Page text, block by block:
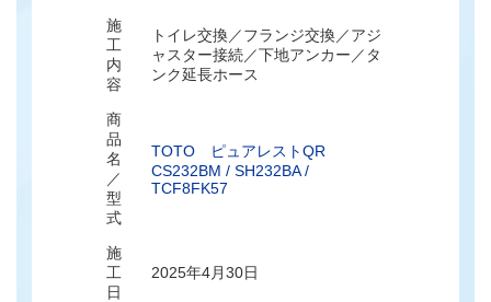
施
工
内
容
トイレ交換／フランジ交換／アジ
ャスター接続／下地アンカー／タ
ンク延長ホース
商
品
名
／
型
式
TOTO ピュアレストQR
CS232BM / SH232BA /
TCF8FK57
施
工
日
2025年4月30日